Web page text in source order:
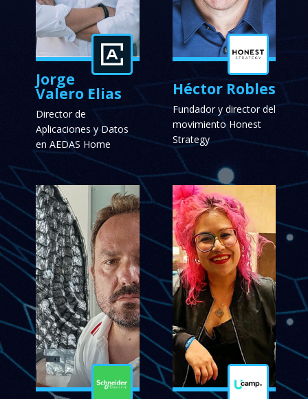
Jorge
Valero Elias
Director de
Aplicaciones y Datos
en AEDAS Home
Héctor Robles
Fundador y director del
movimiento Honest
Strategy